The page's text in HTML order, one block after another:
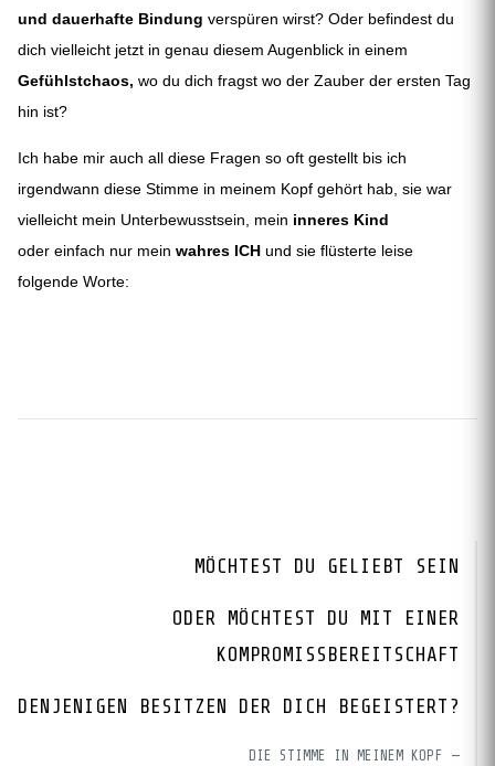
und dauerhafte Bindung verspüren wirst? Oder befindest du
dich vielleicht jetzt in genau diesem Augenblick in einem
Gefühlstchaos, wo du dich fragst wo der Zauber der ersten Tag
hin ist?
Ich habe mir auch all diese Fragen so oft gestellt bis ich
irgendwann diese Stimme in meinem Kopf gehört hab, sie war
vielleicht mein Unterbewusstsein, mein inneres Kind
oder einfach nur mein wahres ICH und sie flüsterte leise
folgende Worte:
MÖCHTEST DU GELIEBT SEIN
ODER MÖCHTEST DU MIT EINER
KOMPROMISSBEREITSCHAFT
DENJENIGEN BESITZEN DER DICH BEGEISTERT?
DIE STIMME IN MEINEM KOPF